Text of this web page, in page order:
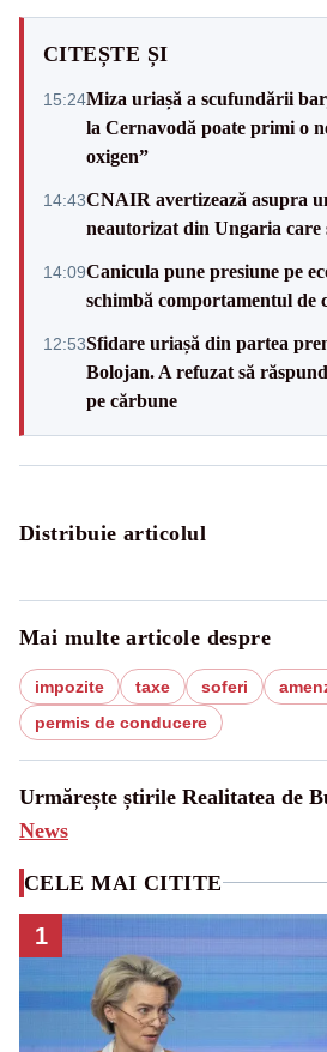
CITEȘTE ȘI
15:24Miza uriașă a scufundării
la Cernavodă poate primi o
oxigen”
14:43CNAIR avertizează asupra
neautorizat din Ungaria care
14:09Canicula pune presiune pe
schimbă comportamentul de
12:53Sfidare uriașă din partea
Bolojan. A refuzat să
pe cărbune
Distribuie articolul
Mai multe articole despre
impozite taxe soferi
permis de conducere
Urmărește știrile Realitatea de
News
CELE MAI CITITE
1